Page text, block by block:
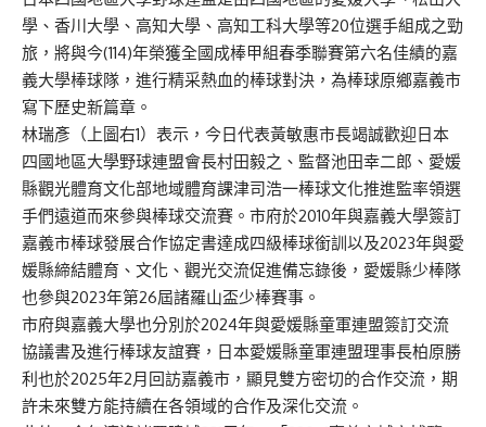
學、香川大學 、高知大學 、高知工科大學等20位選手組成之勁
旅，將與今(114)年榮獲全國成棒甲組春季聯賽第六名佳績的嘉
義大學棒球隊， 進行精采熱血的棒球對決 ，為棒球原鄉嘉義市
寫下歷史新篇章。
林瑞彥（上圖右1）表示，今日代表黃敏惠市長竭誠歡迎日本
四國地區大學野球連盟會長村田毅之、監督池田幸二郎、愛媛
縣觀光體育文化部地域體育課津司浩一棒球文化推進監率領選
手們遠道而來參與棒球交流賽 。市府於2010年與嘉義大學簽訂
嘉義市棒球發展合作協定書達成四級棒球銜訓以及2023年與愛
媛縣締結體育、文化、觀光交流促進備忘錄後，愛媛縣少棒隊
也參與2023年第26屆諸羅山盃少棒賽事。
市府與嘉義大學也分別於2024年與愛媛縣童軍連盟簽訂交流
協議書及進行棒球友誼賽，日本愛媛縣童軍連盟理事長柏原勝
利也於2025年2月回訪嘉義市，顯見雙方密切的合作交流，期
許未來雙方能持續在各領域的合作及深化交流。